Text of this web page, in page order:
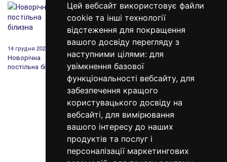
Цей вебсайт використовує файли
cookie та інші технології
відстеження для покращення
вашого досвіду перегляду з
наступними цілями: для
увімкнення базової
функціональності вебсайту, для
забезпечення кращого
користувацького досвіду на
вебсайті, для вимірювання
вашого інтересу до наших
продуктів та послуг і
персоналізації маркетингових
14 грудня 2020
Новорічна
постільна білизна
19 березня 2020
Чому Вам варто
обрати Sleeper
Set?
12 лютого 2020
День Святого
Валентина: історія,
традиції та
подарунки
098 640-93-46